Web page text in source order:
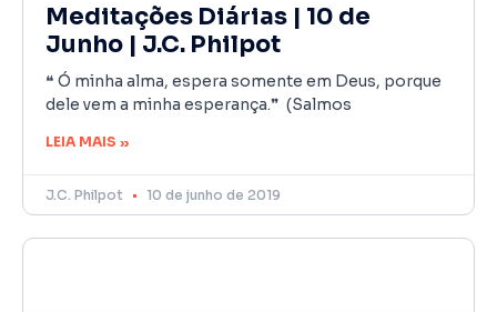
Meditações Diárias | 10 de
Junho | J.C. Philpot
❝ Ó minha alma, espera somente em Deus, porque
dele vem a minha esperança.❞ (Salmos
LEIA MAIS »
J.C. Philpot 10 de junho de 2019